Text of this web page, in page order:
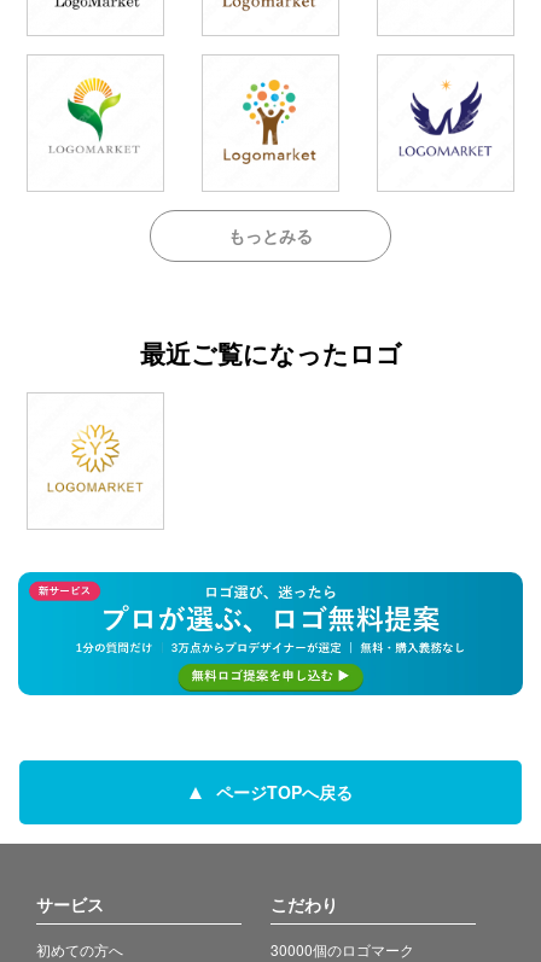
もっとみる
最近ご覧になったロゴ
ページTOPへ戻る
サービス
初めての方へ
こだわり
30000個のロゴマーク